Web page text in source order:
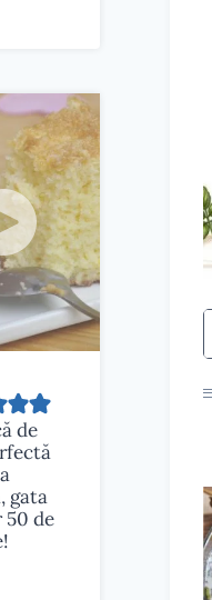
de
gata
50 de